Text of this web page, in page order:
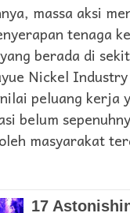
massa aksi
tenaga
berada di
Nickel
peluang kerja
belum
masyarakat